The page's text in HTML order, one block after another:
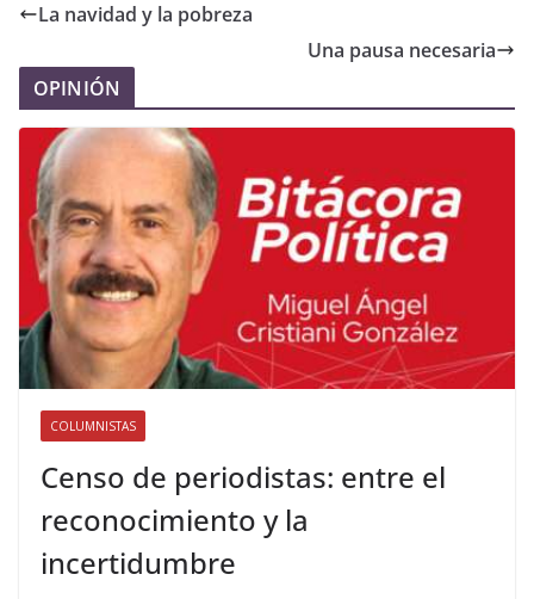
La navidad y la pobreza
Una pausa necesaria
OPINIÓN
COLUMNISTAS
Censo de periodistas: entre el
reconocimiento y la
incertidumbre